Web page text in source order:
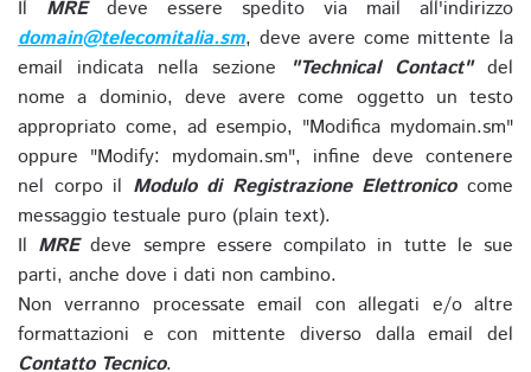
Il MREdeve essere spedito via mail all'indirizzo
domain@telecomitalia.sm, deve avere come mittente la
email indicata nella sezione
"Technical Contact"del
nome a dominio, deve avere come oggetto un testo
appropriato come, ad esempio, "Modifica mydomain.sm"
oppure "Modify: mydomain.sm", infine deve contenere
nel corpo il Modulo di Registrazione Elettronicocome
messaggio testuale puro (plain text).
Il MREdeve sempre essere compilato in tutte le sue
parti, anche dove i dati non cambino.
Non verranno processate email con allegati e/o altre
formattazioni e con mittente diverso dalla email del
Contatto Tecnico.